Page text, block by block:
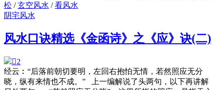
松 /玄空风水 /看风水
阴宅风水
风水口诀精选《金函诗》之《应》诀(二)
2
经云︰“后落前朝切要明，左回右抱怕无情，若然照应无分
晓，纵有来情也不成。” 上一编解说了头两句，以下再讲解